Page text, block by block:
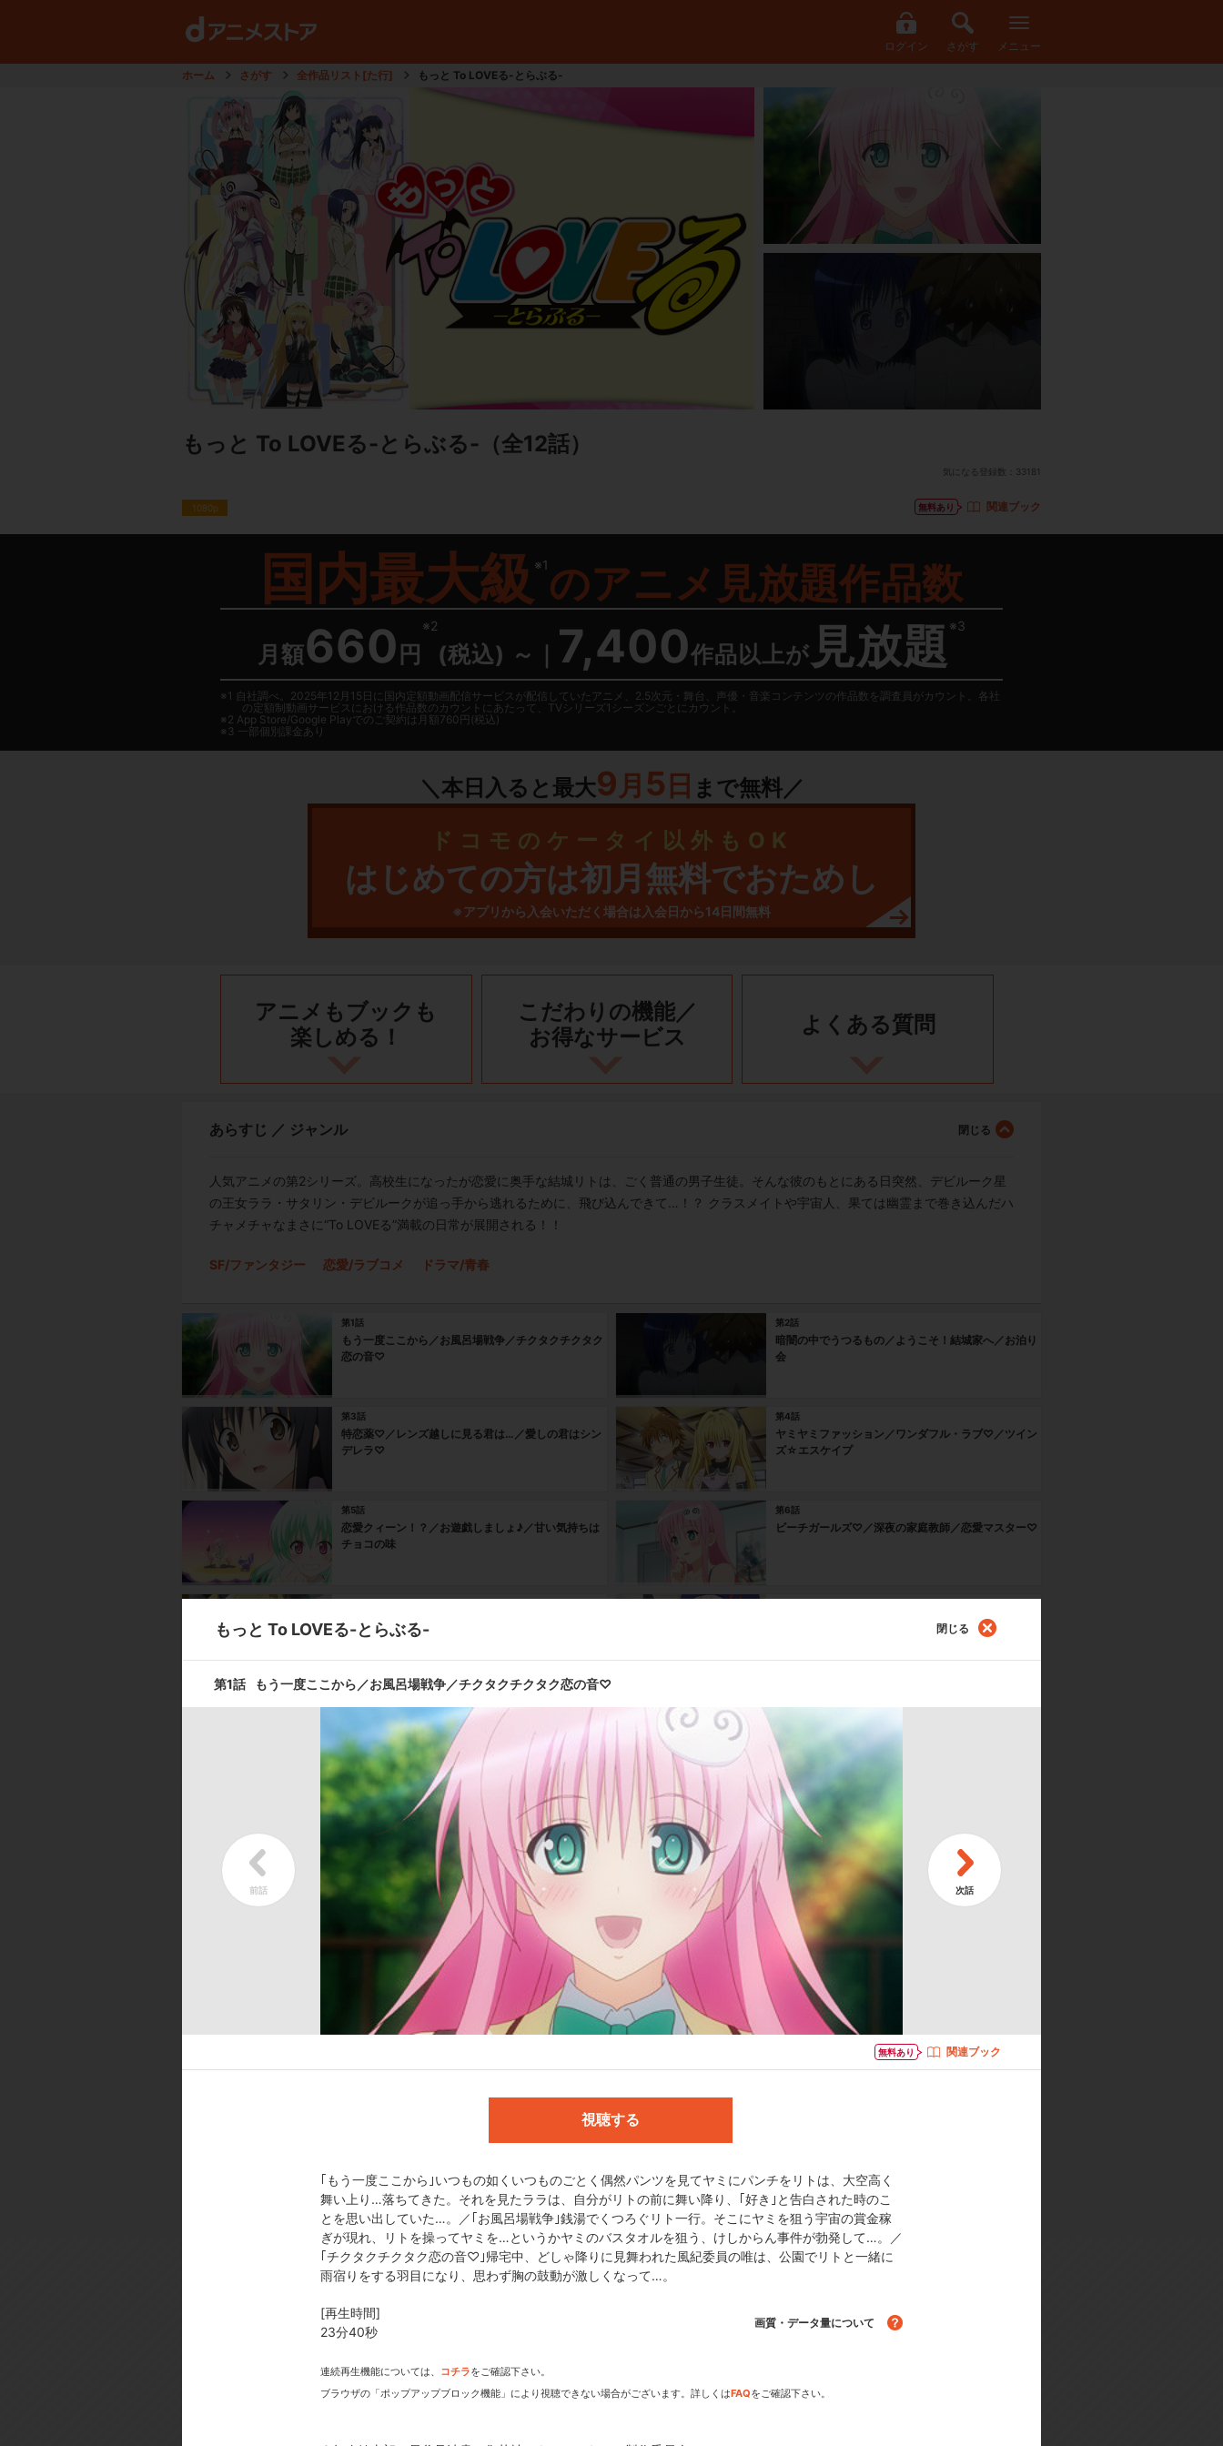
ログイン さがす メニュー
ホーム さがす 全作品リスト[た行] もっと To LOVEる-とらぶる-
もっと To LOVEる-とらぶる- （全12話）
気になる登録数： 33181
1080p 無料あり 関連ブック
国内最大級 ※1 のアニメ見放題作品数
月額660 円
※2
(税込) ～ 7,400作品以上が 見放題 ※3
1 自社調べ。2025年12月15日に国内定額動画配信サービスが配信していたアニメ、2.5次元・舞台、声優・音楽コンテンツの作品数を調査員がカウント。各社
の定額制動画サービスにおける作品数のカウントにあたって、TVシリーズ1シーズンごとにカウント。
2 App Store/Google Playでのご契約は月額760円(税込)
3 一部個別課金あり
＼本日入ると最大9月 5 日 まで無料／
ドコモのケータイ以外もOK
はじめての方は初月無料でおためし
※アプリから入会いただく場合は入会日から14日間無料
アニメもブックも
楽しめる！
こだわりの機能／
お得なサービス
よくある質問
あらすじ ／ ジャンル
人気アニメの第2シリーズ。高校生になったが恋愛に奥手な結城リトは、ごく普通の男子生徒。そんな彼のもとにある日突然、デビルーク星
の王女ララ・サタリン・デビルークが追っ手から逃れるために、飛び込んできて…！？ クラスメイトや宇宙人、果ては幽霊まで巻き込んだハ
チャメチャなまさに“To LOVEる”満載の日常が展開される！！
SF/ファンタジー 恋愛/ラブコメ ドラマ/青春
第1話
もう一度ここから／お風呂場戦争／チクタクチクタク
恋の音♡
第2話
暗闇の中でうつるもの／ようこそ！結城家へ／お泊り
会
第3話
特恋薬♡／レンズ越しに見る君は…／愛しの君はシン
デレラ♡
第4話
ヤミヤミファッション／ワンダフル・ラブ♡／ツイン
ズ☆エスケイプ
第5話
恋愛クィーン！？／お遊戯しましょ♪／甘い気持ちは
チョコの味
第6話
ビーチガールズ♡／深夜の家庭教師／恋愛マスター♡
闇の診療所／敵対心／おかしな春菜ちゃん
大きくなぁ～れ♪／ワンダフルライフ／気分はトラン
誰がためにベルは鳴る／迷惑暴走？／恋心アイドル
第11話
妹戦線異常アリ／偽りの恋？／恋愛予報
第12話
大スキ♡1・2・3
キャスト ／ スタッフ
結城リト:渡辺明乃／ララ・サタリン・デビルーク:戸松 遥／西連寺春菜:矢作紗友里／結城美柑:花澤香菜／古手川 唯:名塚佳織／金色の闇:福
圓美里／村雨 静:能登麻美子／ナナ・アスタ・デビルーク:伊藤かな恵／モモ・ベリア・デビルーク:豊崎愛生
原作:矢吹健太朗、長谷見沙貴｢To LOVEる-とらぶる-｣／掲載:｢週刊少年ジャンプ｣／発行:集英社／監督:大槻敦史／アニメーションキャラクタ
©矢吹健太朗・長谷見沙貴／集英社・もっととらぶる製作委員会
今期アニメがいち早く見られる！
もっと To LOVEる-とらぶる- 閉じる
第1話 もう一度ここから／お風呂場戦争／チクタクチクタク恋の音♡
無料あり 関連ブック
視聴する
｢もう一度ここから｣いつもの如くいつものごとく偶然パンツを見てヤミにパンチをリトは、大空高く
舞い上り…落ちてきた。それを見たララは、自分がリトの前に舞い降り、｢好き｣と告白された時のこ
とを思い出していた…。／｢お風呂場戦争｣銭湯でくつろぐリト一行。そこにヤミを狙う宇宙の賞金稼
ぎが現れ、リトを操ってヤミを…というかヤミのバスタオルを狙う、けしからん事件が勃発して…。／
｢チクタクチクタク恋の音♡｣帰宅中、どしゃ降りに見舞われた風紀委員の唯は、公園でリトと一緒に
雨宿りをする羽目になり、思わず胸の鼓動が激しくなって…。
[再生時間]
23分40秒
画質・データ量について
連続再生機能については、 コチラをご確認下さい。
ブラウザの「ポップアップブロック機能」により視聴できない場合がございます。詳しくはFAQをご確認下さい。